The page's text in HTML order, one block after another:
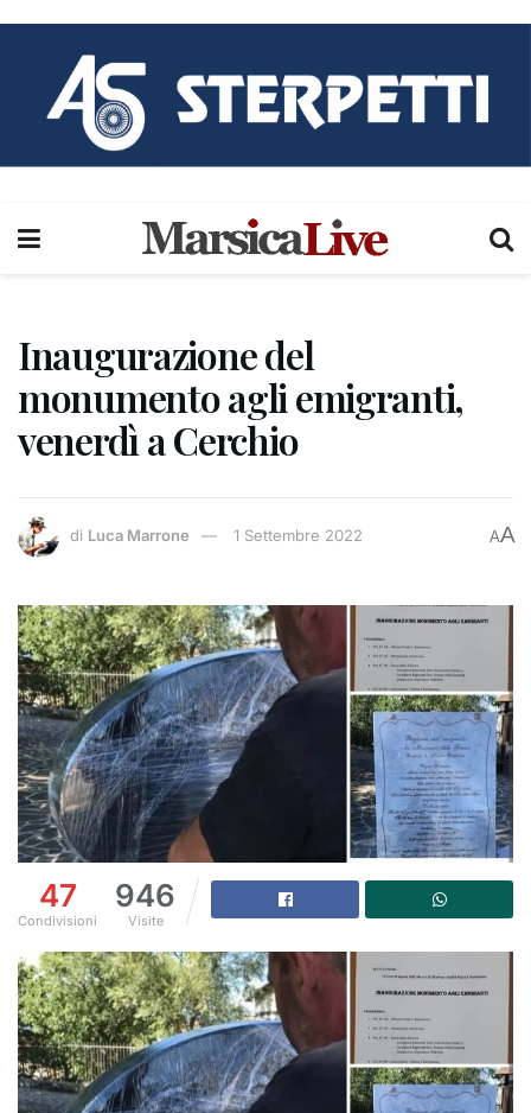
Inaugurazione del
monumento agli emigranti,
venerdì a Cerchio
di Luca Marrone 1 Settembre 2022 AA
47
Condivisioni
946
Visite